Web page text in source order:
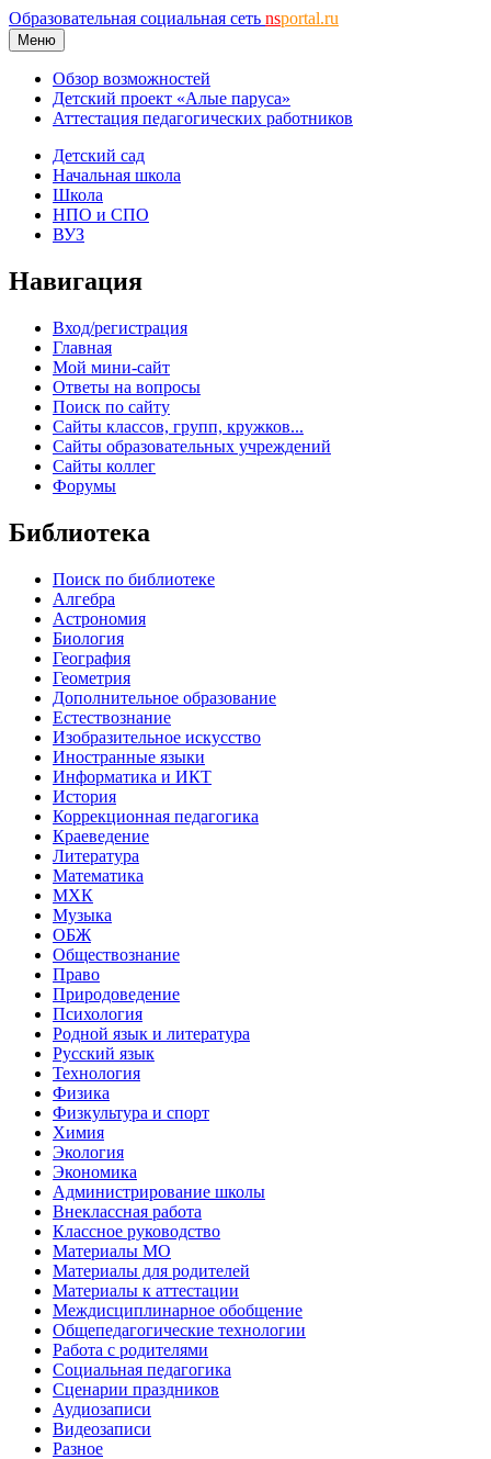
Образовательная социальная сеть nsportal.ru
Меню
Обзор возможностей
Детский проект «Алые паруса»
Аттестация педагогических работников
Детский сад
Начальная школа
Школа
НПО и СПО
ВУЗ
Навигация
Вход/регистрация
Главная
Мой мини-сайт
Ответы на вопросы
Поиск по сайту
Сайты классов, групп, кружков...
Сайты образовательных учреждений
Сайты коллег
Форумы
Библиотека
Поиск по библиотеке
Алгебра
Астрономия
Биология
География
Геометрия
Дополнительное образование
Естествознание
Изобразительное искусство
Иностранные языки
Информатика и ИКТ
История
Коррекционная педагогика
Краеведение
Литература
Математика
МХК
Музыка
ОБЖ
Обществознание
Право
Природоведение
Психология
Родной язык и литература
Русский язык
Технология
Физика
Физкультура и спорт
Химия
Экология
Экономика
Администрирование школы
Внеклассная работа
Классное руководство
Материалы МО
Материалы для родителей
Материалы к аттестации
Междисциплинарное обобщение
Общепедагогические технологии
Работа с родителями
Социальная педагогика
Сценарии праздников
Аудиозаписи
Видеозаписи
Разное